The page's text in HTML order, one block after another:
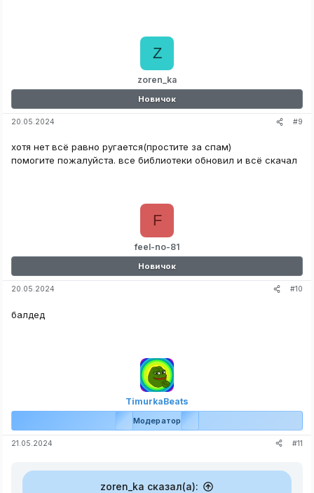
zoren_ka
Z
Новичок
20.05.2024 #9
хотя нет всё равно ругается(простите за спам)
помогите пожалуйста. все библиотеки обновил и всё скачал
feel-no-81
F
Новичок
20.05.2024 #10
балдед
TimurkaBeats
Модератор
21.05.2024 #11
zoren_ka сказал(а):